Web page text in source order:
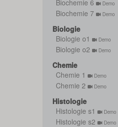
Biochemie 6 Demo
Biochemie 7 Demo
Biologie
Biologie o1
Demo
Biologie o2 Demo
Chemie
Chemie 1
Demo
Chemie 2 Demo
Histologie
Histologie s1
Demo
Histologie s2 Demo